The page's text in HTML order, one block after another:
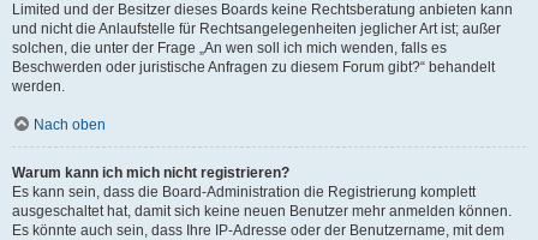
Limited und der Besitzer dieses Boards keine Rechtsberatung anbieten kann
und nicht die Anlaufstelle für Rechtsangelegenheiten jeglicher Art ist; außer
solchen, die unter der Frage „An wen soll ich mich wenden, falls es
Beschwerden oder juristische Anfragen zu diesem Forum gibt?“ behandelt
werden.
Nach oben
Warum kann ich mich nicht registrieren?
Es kann sein, dass die Board-Administration die Registrierung komplett
ausgeschaltet hat, damit sich keine neuen Benutzer mehr anmelden können.
Es könnte auch sein, dass Ihre IP-Adresse oder der Benutzername, mit dem